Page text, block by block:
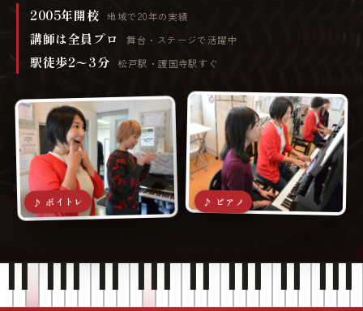
2005年開校 地域で20年の実績
講師は全員プロ 舞台・ステージで活躍中
駅徒歩2〜3分 松戸駅・護国寺駅すぐ
♪ ボイトレ ♪ ピアノ